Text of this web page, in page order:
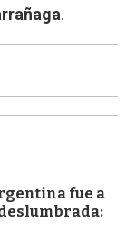
.
fue a